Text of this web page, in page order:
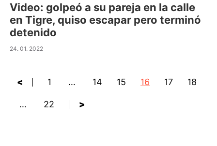
Video: golpeó a su pareja en la calle
en Tigre, quiso escapar pero terminó
detenido
24. 01. 2022
< 1 … 14 15 16 17 18
… 22 >